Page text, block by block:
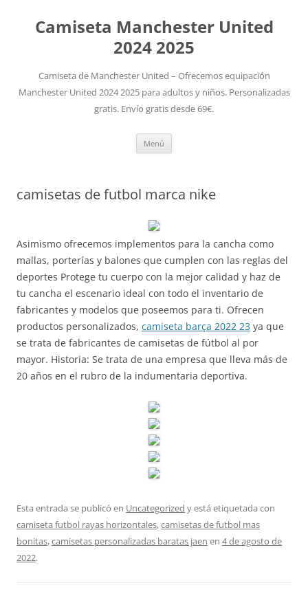
Camiseta Manchester United
2024 2025
Camiseta de Manchester United – Ofrecemos equipación
Manchester United 2024 2025 para adultos y niños. Personalizadas
gratis. Envío gratis desde 69€.
Menú
camisetas de futbol marca nike
Asimismo ofrecemos implementos para la cancha como
mallas, porterías y balones que cumplen con las reglas del
deportes Protege tu cuerpo con la mejor calidad y haz de
tu cancha el escenario ideal con todo el inventario de
fabricantes y modelos que poseemos para ti. Ofrecen
productos personalizados, camiseta barça 2022 23 ya que
se trata de fabricantes de camisetas de fútbol al por
mayor. Historia: Se trata de una empresa que lleva más de
20 años en el rubro de la indumentaria deportiva.
Esta entrada se publicó en Uncategorized y está etiquetada con
camiseta futbol rayas horizontales,camisetas de futbol mas
bonitas,camisetas personalizadas baratas jaen en 4 de agosto de
2022.